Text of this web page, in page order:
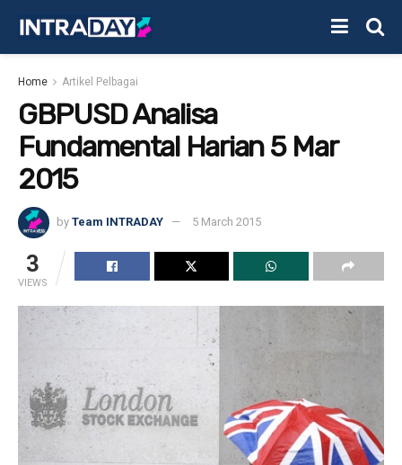
Home Artikel Pelbagai
GBPUSD Analisa
Fundamental Harian 5 Mar
2015
by Team INTRADAY 5 March 2015
3
VIEWS